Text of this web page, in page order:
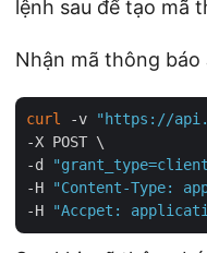
lệnh sau để tạo mã
Nhận mã thông báo
curl -v "https://
-X POST \
-d
-H
"Content-Type:
-H
"Accpet: